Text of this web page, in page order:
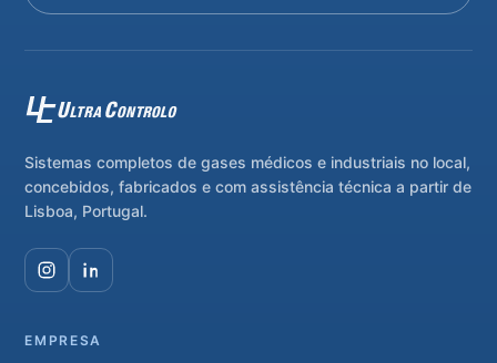
Sistemas completos de gases médicos e industriais no local,
concebidos, fabricados e com assistência técnica a partir de
Lisboa, Portugal.
EMPRESA